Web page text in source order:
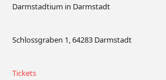
Darmstadtium in Darmstadt
Schlossgraben 1, 64283 Darmstadt
Tickets